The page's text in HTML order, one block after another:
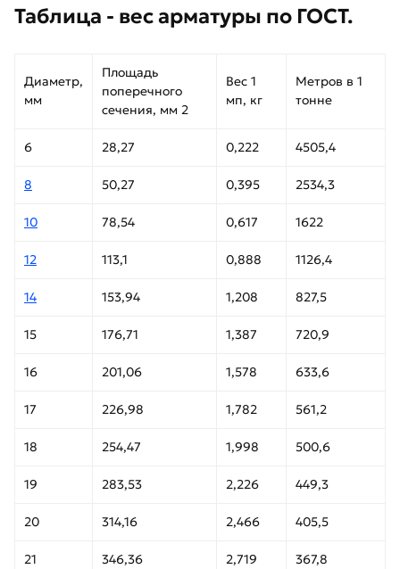
Таблица - вес арматуры по ГОСТ.
Диаметр,
мм
Площадь
поперечного
сечения, мм 2
Вес 1
мп, кг
Метров в 1
тонне
6 28,27 0,222 4505,4
8 50,27 0,395 2534,3
10 78,54 0,617 1622
12 113,1 0,888 1126,4
14 153,94 1,208 827,5
15 176,71 1,387 720,9
16 201,06 1,578 633,6
17 226,98 1,782 561,2
18 254,47 1,998 500,6
19 283,53 2,226 449,3
20 314,16 2,466 405,5
21 346,36 2,719 367,8